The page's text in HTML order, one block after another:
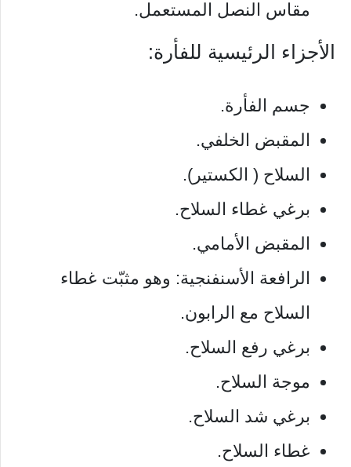
مقاس النصل المستعمل.
الأجزاء الرئيسية للفأرة:
جسم الفأرة.
المقبض الخلفي.
السلاح ( الكستير).
برغي غطاء السلاح.
المقبض الأمامي.
الرافعة الأسنفنجية: وهو مثبّت غطاء
السلاح مع الرابون.
برغي رفع السلاح.
موجة السلاح.
برغي شد السلاح.
غطاء السلاح.